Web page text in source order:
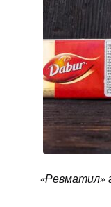
«Ревматил»